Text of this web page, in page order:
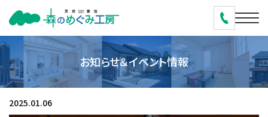
お知らせ＆イベント情報
2025.01.06